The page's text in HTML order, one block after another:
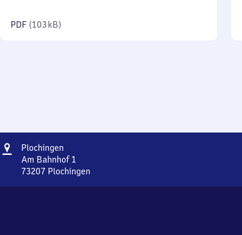
PDF (103 kB)
Adresse
Plochingen
Am Bahnhof 1
73207 Plochingen